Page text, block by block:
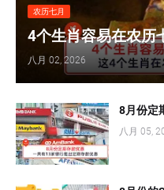
农历七月
4个生肖容易在农历
八月 02, 2026
8月份定
八月 05,